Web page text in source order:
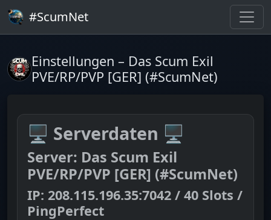
#ScumNet
Einstellungen – Das Scum Exil
PVE/RP/PVP [GER] (#ScumNet)
🖥️ Serverdaten 🖥️
Server: Das Scum Exil
PVE/RP/PVP [GER] (#ScumNet)
IP: 208.115.196.35:7042 / 40 Slots /
PingPerfect